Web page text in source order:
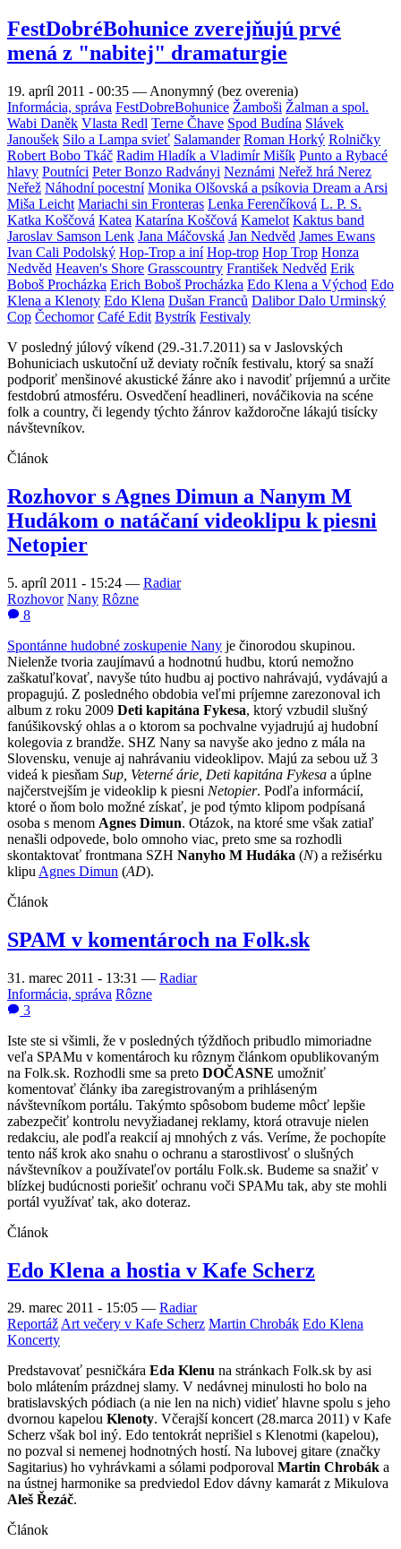
FestDobréBohunice zverejňujú prvé
mená z "nabitej" dramaturgie
19. apríl 2011 - 00:35 — Anonymný (bez overenia)
Informácia, správa FestDobreBohunice Žamboši Žalman a spol.
Wabi Daněk Vlasta Redl Terne Čhave Spod Budína Slávek
Janoušek Silo a Lampa svieť Salamander Roman Horký Rolničky
Robert Bobo Tkáč Radim Hladík a Vladimír Mišík Punto a Rybacé
hlavy Poutníci Peter Bonzo Radványi Neznámi Neřež hrá Nerez
Neřež Náhodní pocestní Monika Olšovská a psíkovia Dream a Arsi
Miša Leicht Mariachi sin Fronteras Lenka Ferenčíková L. P. S.
Katka Koščová Katea Katarína Koščová Kamelot Kaktus band
Jaroslav Samson Lenk Jana Máčovská Jan Nedvěd James Ewans
Ivan Cali Podolský Hop-Trop a iní Hop-trop Hop Trop Honza
Nedvěd Heaven's Shore Grasscountry František Nedvěd Erik
Boboš Procházka Erich Boboš Procházka Edo Klena a Východ Edo
Klena a Klenoty Edo Klena Dušan Franců Dalibor Dalo Urminský
Cop Čechomor Café Edit Bystrík Festivaly
V posledný júlový víkend (29.-31.7.2011) sa v Jaslovských
Bohuniciach uskutoční už deviaty ročník festivalu, ktorý sa snaží
podporiť menšinové akustické žánre ako i navodiť príjemnú a určite
festdobrú atmosféru. Osvedčení headlineri, nováčikovia na scéne
folk a country, či legendy týchto žánrov každoročne lákajú tisícky
návštevníkov.
Článok
Rozhovor s Agnes Dimun a Nanym M
Hudákom o natáčaní videoklipu k piesni
Netopier
5. apríl 2011 - 15:24 — Radiar
Rozhovor Nany Rôzne
8
Spontánne hudobné zoskupenie Nany je činorodou skupinou.
Nielenže tvoria zaujímavú a hodnotnú hudbu, ktorú nemožno
zaškatuľkovať, navyše túto hudbu aj poctivo nahrávajú, vydávajú a
propagujú. Z posledného obdobia veľmi príjemne zarezonoval ich
album z roku 2009 Deti kapitána Fykesa, ktorý vzbudil slušný
fanúšikovský ohlas a o ktorom sa pochvalne vyjadrujú aj hudobní
kolegovia z brandže. SHZ Nany sa navyše ako jedno z mála na
Slovensku, venuje aj nahrávaniu videoklipov. Majú za sebou už 3
videá k piesňam Sup, Veterné árie, Deti kapitána Fykesa a úplne
najčerstvejším je videoklip k piesni Netopier. Podľa informácií,
ktoré o ňom bolo možné získať, je pod týmto klipom podpísaná
osoba s menom Agnes Dimun. Otázok, na ktoré sme však zatiaľ
nenašli odpovede, bolo omnoho viac, preto sme sa rozhodli
skontaktovať frontmana SZH Nanyho M Hudáka (N) a režisérku
klipu Agnes Dimun (AD).
Článok
SPAM v komentároch na Folk.sk
31. marec 2011 - 13:31 — Radiar
Informácia, správa Rôzne
3
Iste ste si všimli, že v posledných týždňoch pribudlo mimoriadne
veľa SPAMu v komentároch ku rôznym článkom opublikovaným
na Folk.sk. Rozhodli sme sa preto DOČASNE umožniť
komentovať články iba zaregistrovaným a prihláseným
návštevníkom portálu. Takýmto spôsobom budeme môcť lepšie
zabezpečiť kontrolu nevyžiadanej reklamy, ktorá otravuje nielen
redakciu, ale podľa reakcií aj mnohých z vás. Veríme, že pochopíte
tento náš krok ako snahu o ochranu a starostlivosť o slušných
návštevníkov a používateľov portálu Folk.sk. Budeme sa snažiť v
blízkej budúcnosti poriešiť ochranu voči SPAMu tak, aby ste mohli
portál využívať tak, ako doteraz.
Článok
Edo Klena a hostia v Kafe Scherz
29. marec 2011 - 15:05 — Radiar
ReportážArt večery v Kafe Scherz Martin Chrobák Edo Klena
Koncerty
Predstavovať pesničkára Eda Klenu na stránkach Folk.sk by asi
bolo mlátením prázdnej slamy. V nedávnej minulosti ho bolo na
bratislavských pódiach (a nie len na nich) vidieť hlavne spolu s jeho
dvornou kapelou Klenoty. Včerajší koncert (28.marca 2011) v Kafe
Scherz však bol iný. Edo tentokrát neprišiel s Klenotmi (kapelou),
no pozval si nemenej hodnotných hostí. Na lubovej gitare (značky
Sagitarius) ho vyhrávkami a sólami podporoval Martin Chrobák a
na ústnej harmonike sa predviedol Edov dávny kamarát z Mikulova
Aleš Řezáč.
Článok